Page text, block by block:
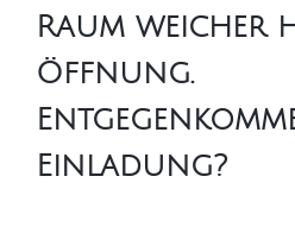
Raum weicher
Öffnung.
Einladung?